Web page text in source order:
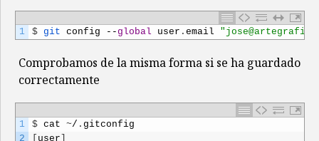
1 $ git config -- global user . email
Comprobamos de la misma forma si se ha guardado
correctamente
1
2
$ cat ~/ . gitconfig
[ user]